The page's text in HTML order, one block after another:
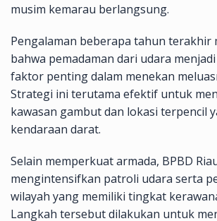
musim kemarau berlangsung.
Pengalaman beberapa tahun terakhir
bahwa pemadaman dari udara
faktor penting dalam menekan
Strategi ini terutama efektif untuk
kawasan gambut dan lokasi terpencil
kendaraan darat.
Selain memperkuat armada, BPBD
mengintensifkan patroli udara serta
wilayah yang memiliki tingkat
Langkah tersebut dilakukan untuk